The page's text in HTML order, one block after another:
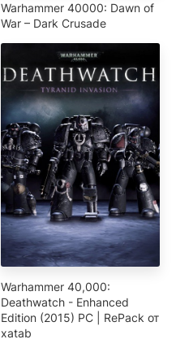
Warhammer 40000: Dawn of
War – Dark Crusade
Warhammer 40,000:
Deathwatch - Enhanced
Edition (2015) PC | RePack от
xatab